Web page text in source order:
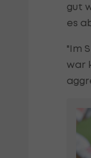
gut
es
"Im
war